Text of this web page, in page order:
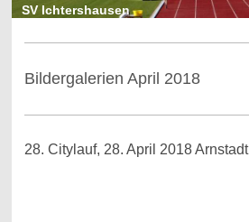
SV Ichtershausen
Bildergalerien April 2018
28. Citylauf, 28. April 2018 Arnstadt